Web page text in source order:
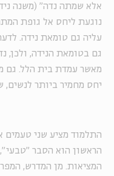
אלא שמתה נדה" (משנה
נוגעת ליחס אל גופת
עליה גם טומאת נידה.
גם בטומאת הנידה, ולכן,
מאשר עמדת בית הלל. גם
יחס מחמיר ביותר לנשים,
התלמוד מציע שני
הראשון הוא הסבר
המציאות. מן המדרש,